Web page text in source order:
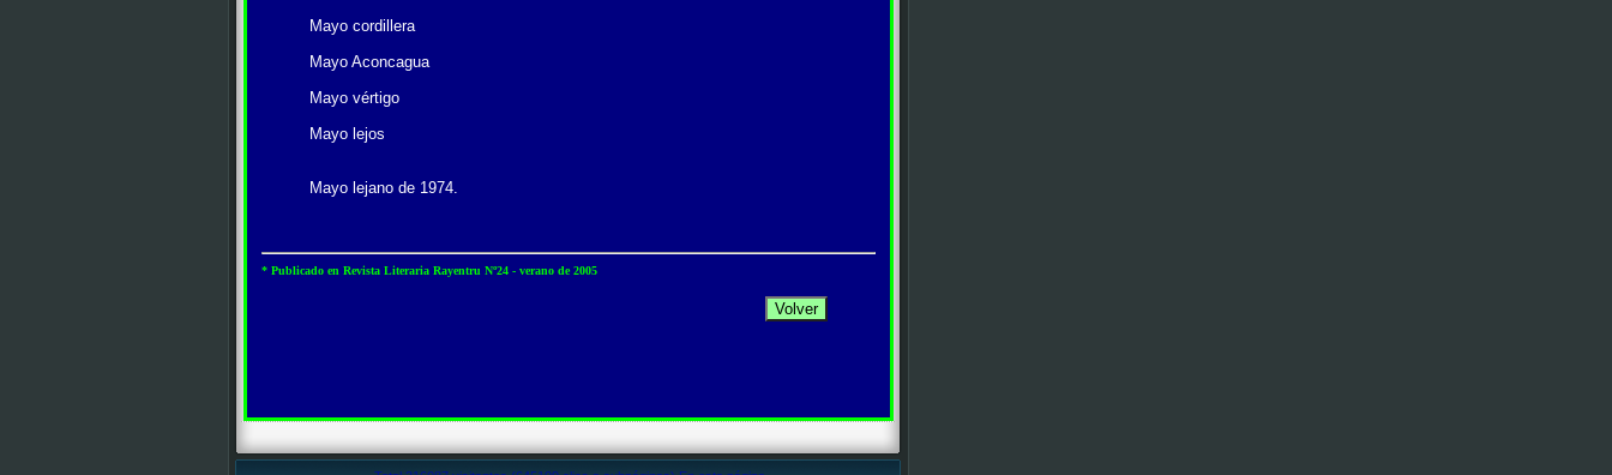
Mayo cordillera
Mayo Aconcagua
Mayo vértigo
Mayo lejos
Mayo lejano de 1974.
* Publicado en Revista Literaria Rayentru Nº24 - verano de 2005